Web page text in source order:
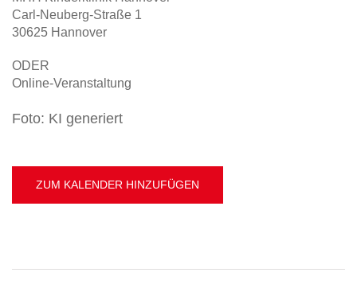
Carl-Neuberg-Straße 1
30625 Hannover
ODER
Online-Veranstaltung
Foto: KI generiert
ZUM KALENDER HINZUFÜGEN